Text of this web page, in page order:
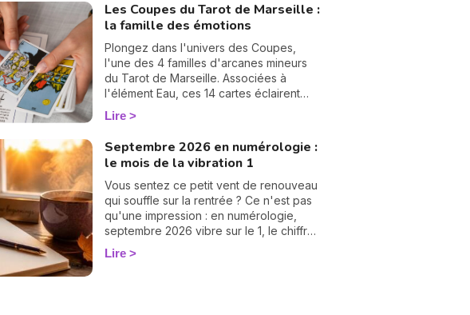
Vanesa Vidente, voyante, tarologue et
médium reconnue sur Wengo. Forte de
nombreuses années d'expérience et
plébiscitée par sa communauté — 2972
avis reçus, dont 99,4 % sont des avis
positifs ou très positifs —, elle est
rapides et précises, idéales pour celles
et ceux qui souhaitent avancer sans
hésiter. Dans cet article, elle lève le voile
sur les raisons profondes de notre
incarnation.
Les Coupes du Tarot de Marseille :
la famille des émotions
Plongez dans l'univers des Coupes,
l'une des 4 familles d'arcanes mineurs
du Tarot de Marseille. Associées à
l'élément Eau, ces 14 cartes éclairent
votre vie sentimentale, vos relations et
l'état de votre cœur. Découvrez leur
signification complète et ce qu'elles
révèlent dans votre tirage.
Lire
Septembre 2026 en numérologie :
le mois de la vibration 1
Vous sentez ce petit vent de renouveau
qui souffle sur la rentrée ? Ce n'est pas
qu'une impression : en numérologie,
septembre 2026 vibre sur le 1, le chiffre
des commencements. Après un mois
d'août tourné vers les bilans, place à la
Lire